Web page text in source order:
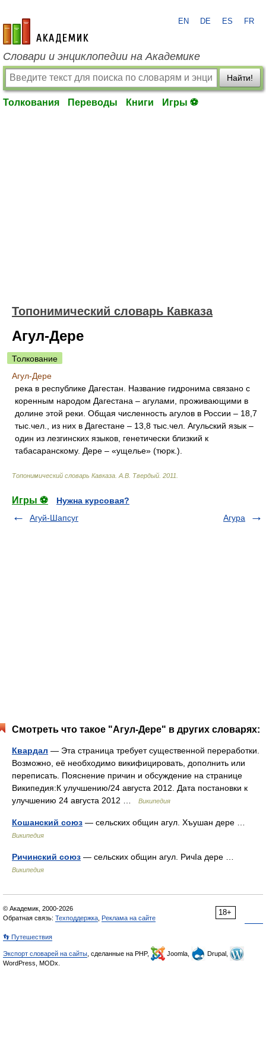
academic.ru
EN DE ES FR
Словари и энциклопедии на Академике
Найти!
Толкования Переводы Книги Игры ⚽
Топонимический словарь Кавказа
Агул-Дере
Толкование
Агул-Дере
река в республике Дагестан. Название гидронима связано с
коренным народом Дагестана – агулами, проживающими в
долине этой реки. Общая численность агулов в России – 18,7
тыс.чел., из них в Дагестане – 13,8 тыс.чел. Агульский язык –
один из лезгинских языков, генетически близкий к
табасаранскому. Дере – «ущелье» (тюрк.).
Топонимический словарь Кавказа А.В. Твердый 2011
Игры ⚽
Нужна курсовая?
Агуй-Шапсуг
Агура
Смотреть что такое "Агул-Дере" в других словарях:
Квардал — Эта страница требует существенной переработки.
Возможно, её необходимо викифицировать, дополнить или
переписать. Пояснение причин и обсуждение на странице
Википедия:К улучшению/24 августа 2012. Дата постановки к
улучшению 24 августа 2012 …
Википедия
Кошанский союз — сельских общин агул. Хъушан дере …
Википедия
Ричинский союз — сельских общин агул. РичІа дере …
Википедия
18+
© Академик, 2000-2026
Обратная связь: Техподдержка Реклама на сайте
👣 Путешествия
Экспорт словарей на сайты , сделанные на PHP, Joomla,
Drupal,
WordPress, MODx.